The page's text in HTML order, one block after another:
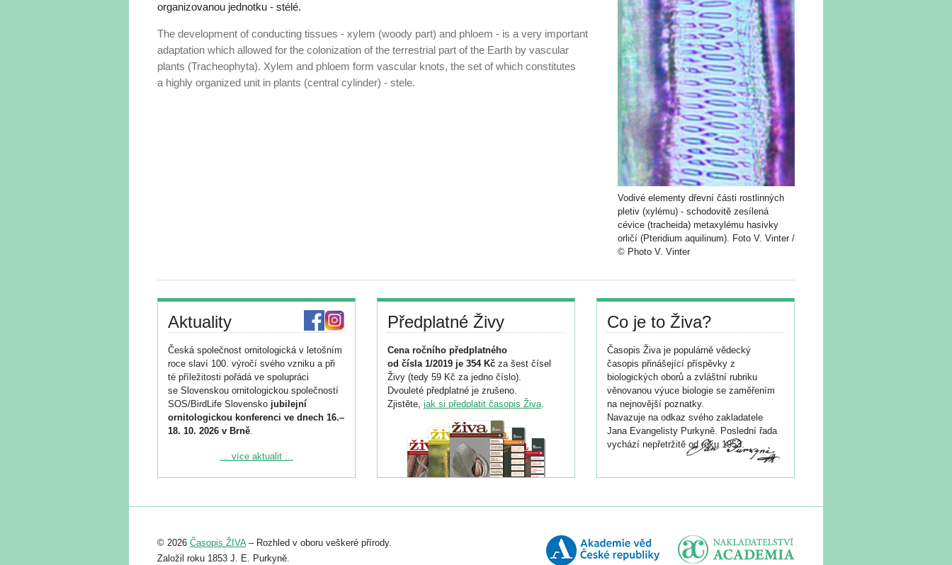
organizovanou jednotku - stélé.
The development of conducting tissues - xylem (woody part) and phloem - is a very important
adaptation which allowed for the colonization of the terrestrial part of the Earth by vascular
plants (Tracheophyta). Xylem and phloem form vascular knots, the set of which constitutes
a highly organized unit in plants (central cylinder) - stele.
Vodivé elementy dřevní části rostlinných
pletiv (xylému) - schodovitě zesílená
cévice (tracheida) metaxylému hasivky
orličí (Pteridium aquilinum). Foto V. Vinter /
© Photo V. Vinter
Aktuality
Česká společnost ornitologická v letošním
roce slaví 100. výročí svého vzniku a při
té příležitosti pořádá ve spolupráci
se Slovenskou ornitologickou společností
SOS/BirdLife Slovensko jubilejní
ornitologickou konferenci ve dnech 16.–
18. 10. 2026 v Brně.
Podrobnější informace ke konferenci
Registrovat se můžete do 6. září.
abstraktu přihlášené přednášky nebo
posteru je už 30. června.
... více aktualit ...
Předplatné Živy
Cena ročního předplatného
od čísla 1/2019 je 354 Kč za šest čísel
Živy (tedy 59 Kč za jedno číslo).
Dvouleté předplatné je zrušeno.
Zjistěte, jak si předplatit časopis Živa.
Co je to Živa?
Časopis Živa je populárně vědecký
časopis přinášející příspěvky z
biologických oborů a zvláštní rubriku
věnovanou výuce biologie se zaměřením
na nejnovější poznatky.
Navazuje na odkaz svého zakladatele
Jana Evangelisty Purkyně. Poslední řada
vychází nepřetržitě od roku 1953.
© 2026 Časopis ŽIVA– Rozhled v oboru veškeré přírody.
Založil roku 1853 J. E. Purkyně.